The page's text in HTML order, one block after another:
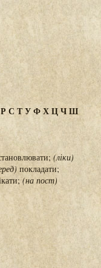
Р С ТУФХЦЧШ
(ліки)
покладати;
(на пост)